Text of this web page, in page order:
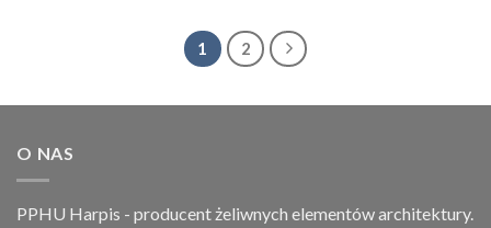
1 2
O NAS
PPHU Harpis - producent żeliwnych elementów architektury.